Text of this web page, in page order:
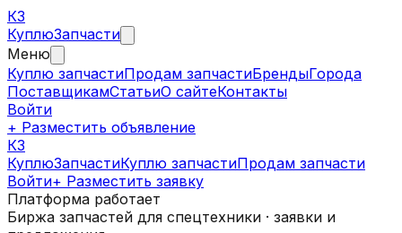
КЗ
КуплюЗапчасти
Меню
Куплю запчастиПродам запчастиБрендыГорода
ПоставщикамСтатьиО сайтеКонтакты
Войти
+ Разместить объявление
КЗ
КуплюЗапчастиКуплю запчастиПродам запчасти
Войти+ Разместить заявку
Платформа работает
Биржа запчастей для спецтехники · заявки и